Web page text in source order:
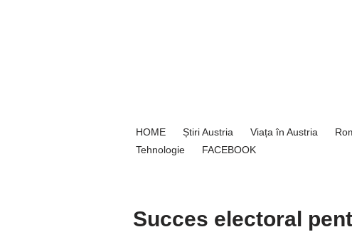
HOME Știri Austria Viața în Austria
Tehnologie
FACEBOOK
Succes electoral